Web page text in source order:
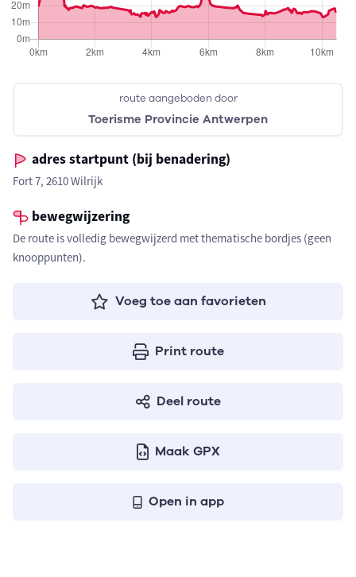
route aangeboden door
Toerisme Provincie Antwerpen
adres startpunt (bij benadering)
Fort 7, 2610 Wilrijk
bewegwijzering
De route is volledig bewegwijzerd met thematische bordjes (geen
knooppunten).
Voeg toe aan favorieten
Print route
Deel route
Maak GPX
Open in app